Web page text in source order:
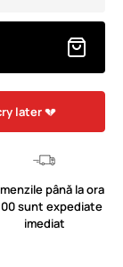
later💔
până la ora
sunt expediate
imediat